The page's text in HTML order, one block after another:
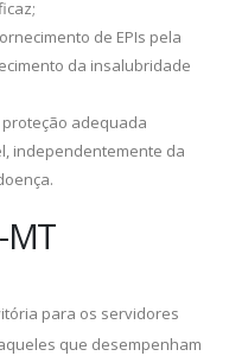
de EPIs pela
da insalubridade
adequada
independentemente da
MT
para os servidores
que desempenham